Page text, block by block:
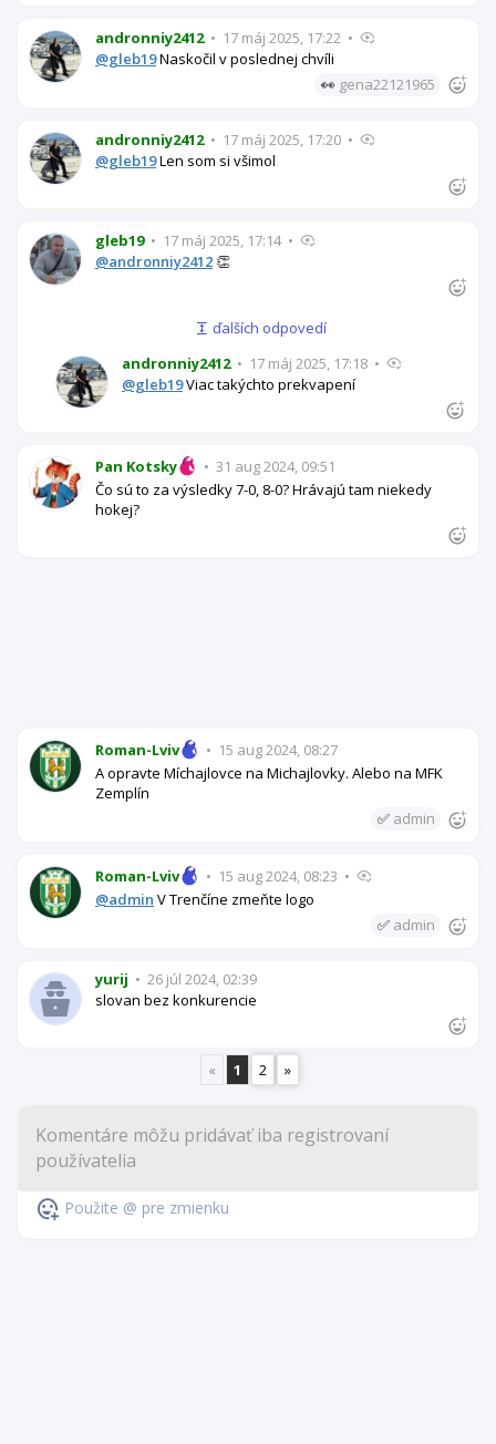
andronniy2412 • 17 máj 2025, 17:22 •
@gleb19Naskočil v poslednej chvíli
👀 gena22121965
andronniy2412 • 17 máj 2025, 17:20 •
@gleb19Len som si všimol
gleb19 • 17 máj 2025, 17:14 •
@andronniy2412 👏
ďalších odpovedí
andronniy2412 • 17 máj 2025, 17:18 •
@gleb19Viac takýchto prekvapení
Pan Kotsky • 31 aug 2024, 09:51
Čo sú to za výsledky 7-0, 8-0? Hrávajú tam niekedy
hokej?
Roman-Lviv • 15 aug 2024, 08:27
A opravte Míchajlovce na Michajlovky. Alebo na MFK
Zemplín
✅ admin
Roman-Lviv • 15 aug 2024, 08:23 •
@admin V Trenčíne zmeňte logo
✅ admin
yurij • 26 júl 2024, 02:39
slovan bez konkurencie
« 1 2 »
Použite @ pre zmienku